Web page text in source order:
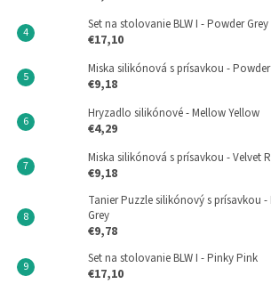
Set na stolovanie BLW I - Powder Grey
€17,10
Miska silikónová s prísavkou - Powder
€9,18
Hryzadlo silikónové - Mellow Yellow
€4,29
Miska silikónová s prísavkou - Velvet
€9,18
Tanier Puzzle silikónový s prísavkou
Grey
€9,78
Set na stolovanie BLW I - Pinky Pink
€17,10